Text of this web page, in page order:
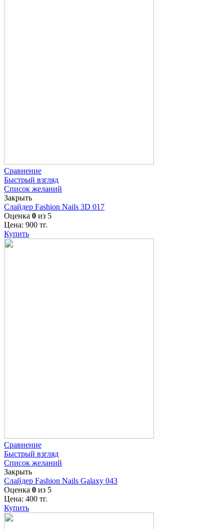
Сравнение
Быстрый взгляд
Список желаний
Закрыть
Слайдер Fashion Nails 3D 017
Оценка 0 из 5
Цена: 900 тг.
Купить
Сравнение
Быстрый взгляд
Список желаний
Закрыть
Слайдер Fashion Nails Galaxy 043
Оценка 0 из 5
Цена: 400 тг.
Купить